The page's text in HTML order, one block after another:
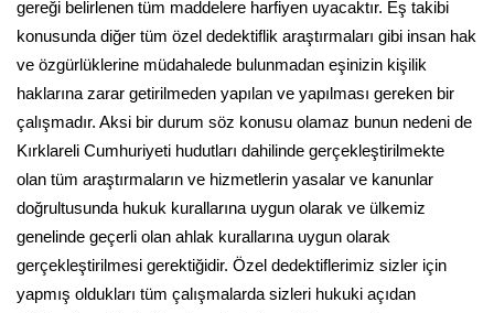
gereği belirlenen tüm maddelere harfiyen uyacaktır. Eş takibi
konusunda diğer tüm özel dedektiflik araştırmaları gibi insan hak
ve özgürlüklerine müdahalede bulunmadan eşinizin kişilik
haklarına zarar getirilmeden yapılan ve yapılması gereken bir
çalışmadır. Aksi bir durum söz konusu olamaz bunun nedeni de
Kırklareli Cumhuriyeti hudutları dahilinde gerçekleştirilmekte
olan tüm araştırmaların ve hizmetlerin yasalar ve kanunlar
doğrultusunda hukuk kurallarına uygun olarak ve ülkemiz
genelinde geçerli olan ahlak kurallarına uygun olarak
gerçekleştirilmesi gerektiğidir. Özel dedektiflerimiz sizler için
yapmış oldukları tüm çalışmalarda sizleri hukuki açıdan